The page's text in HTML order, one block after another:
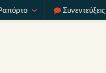
Συνεντεύξεις